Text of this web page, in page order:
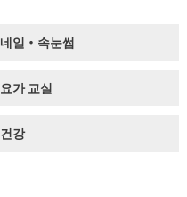
네일・속눈썹
요가 교실
건강